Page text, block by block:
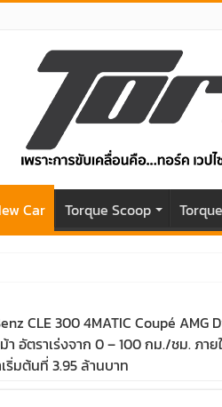
Car Torque Scoop
H6 ปรับโฉมหน้าใหม่หล่อกว่าเดิ
ท่องเที่ยวสัมผัสประสบการณ์
CLE 300 4MATIC Coupé AMG
อัตราเร่งจาก 0 – 100 กม./ชม. ภาย
ริ่มต้นที่ 3.95 ล้านบาท